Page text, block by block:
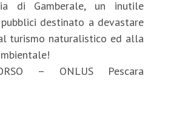
di Gamberale, un inutile
destinato a devastare
turismo naturalistico ed alla
– ONLUS Pescara